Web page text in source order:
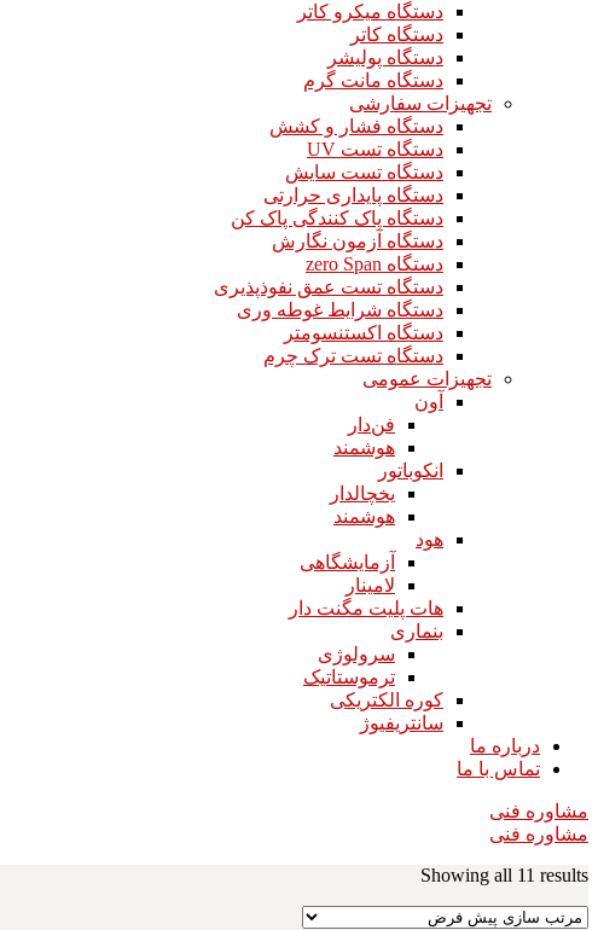
دستگاه میکرو کاتر
دستگاه کاتر
دستگاه پولیشر
دستگاه مانت گرم
تجهیزات سفارشی
دستگاه فشار و کشش
دستگاه تست UV
دستگاه تست سایش
دستگاه پایداری حرارتی
دستگاه پاک کنندگی پاک کن
دستگاه آزمون نگارش
دستگاه zero Span
دستگاه تست عمق نفوذپذیری
دستگاه شرایط غوطه وری
دستگاه اکستنسومتر
دستگاه تست ترک چرم
تجهیزات عمومی
آون
فن‌دار
هوشمند
انکوباتور
یخچالدار
هوشمند
هود
آزمایشگاهی
لامینار​​​​​​​
هات پلیت مگنت دار​​​​​​​
بنماری
سرولوژی
ترموستاتیک
کوره الکتریکی
سانتریفیوژ
درباره ما
تماس با ما
مشاوره فنی
مشاوره فنی
Showing all 11 results